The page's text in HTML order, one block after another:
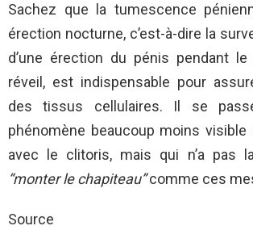
Sachez que la tumescence
érection nocturne, c’est-à-dire la
d’une érection du pénis pendant
réveil, est indispensable pour
des tissus cellulaires. Il se
phénomène beaucoup moins
avec le clitoris, mais qui n’a pas
“monter le chapiteau”comme ces
Source